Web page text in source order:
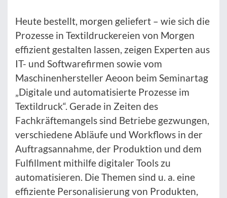
Heute bestellt, morgen geliefert – wie sich die
Prozesse in Textildruckereien von Morgen
effizient gestalten lassen, zeigen Experten aus
IT- und Softwarefirmen sowie vom
Maschinenhersteller Aeoon beim Seminartag
„Digitale und automatisierte Prozesse im
Textildruck“. Gerade in Zeiten des
Fachkräftemangels sind Betriebe gezwungen,
verschiedene Abläufe und Workflows in der
Auftragsannahme, der Produktion und dem
Fulfillment mithilfe digitaler Tools zu
automatisieren. Die Themen sind u. a. eine
effiziente Personalisierung von Produkten,